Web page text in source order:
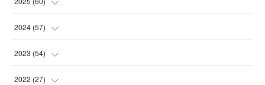
(3
(7
(6
(3
(3
(3
2024 (57)
(4
(5
2023 (54)
(6
2022 (27)